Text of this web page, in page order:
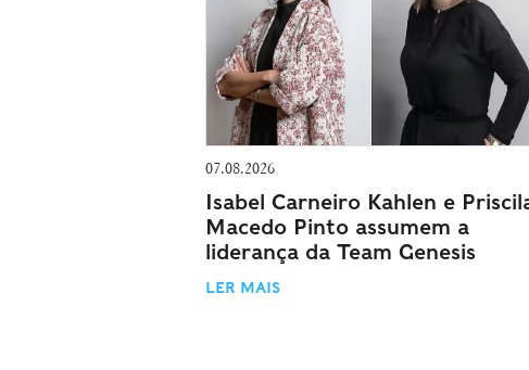
07.08.2026
Isabel Carneiro Kahlen e
Macedo Pinto assumem a
liderança da Team Genesis
LER MAIS